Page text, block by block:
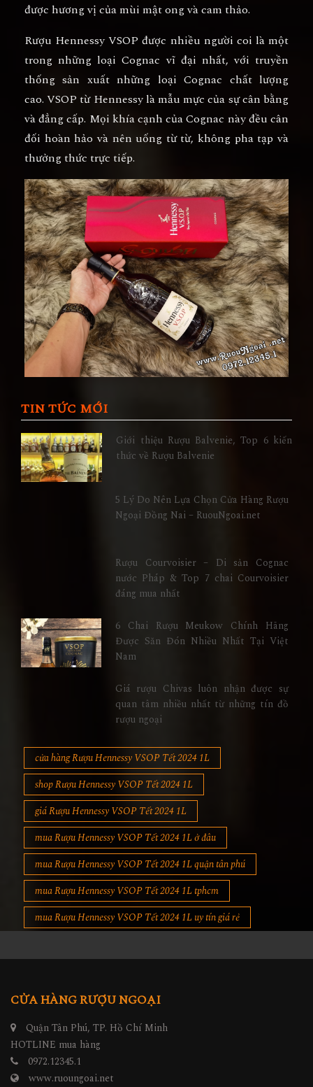
được hương vị của mùi mật ong và cam thảo.
Rượu Hennessy VSOP được nhiều người coi là một
trong những loại Cognac vĩ đại nhất, với truyền
thống sản xuất những loại Cognac chất lượng
cao. VSOP từ Hennessy là mẫu mực của sự cân bằng
và đẳng cấp. Mọi khía cạnh của Cognac này đều cân
đối hoàn hảo và nên uống từ từ, không pha tạp và
thưởng thức trực tiếp.
TIN TỨC MỚI
Giới thiệu Rượu Balvenie, Top 6 kiến
thức về Rượu Balvenie
5 Lý Do Nên Lựa Chọn Cửa Hàng Rượu
Ngoại Đồng Nai – RuouNgoai.net
Rượu Courvoisier – Di sản Cognac
nước Pháp & Top 7 chai Courvoisier
đáng mua nhất
6 Chai Rượu Meukow Chính Hãng
Được Săn Đón Nhiều Nhất Tại Việt
Nam
Giá rượu Chivas luôn nhận được sự
quan tâm nhiều nhất từ những tín đồ
rượu ngoại
cửa hàng Rượu Hennessy VSOP Tết 2024 1L
shop Rượu Hennessy VSOP Tết 2024 1L
giá Rượu Hennessy VSOP Tết 2024 1L
mua Rượu Hennessy VSOP Tết 2024 1L ở đâu
mua Rượu Hennessy VSOP Tết 2024 1L quận tân phú
mua Rượu Hennessy VSOP Tết 2024 1L tphcm
mua Rượu Hennessy VSOP Tết 2024 1L uy tín giá rẻ
CỬA HÀNG RƯỢU NGOẠI
Quận Tân Phú, TP. Hồ Chí Minh
HOTLINE mua hàng
0972.12345.1
www.ruoungoai.net